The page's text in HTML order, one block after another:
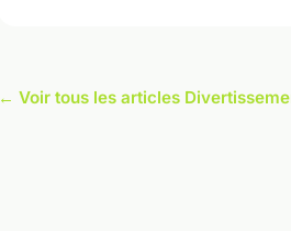
← Voir tous les articles